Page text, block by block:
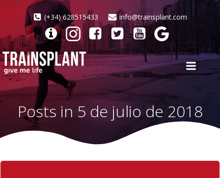
al
contenido
(+34) 628515433 info@trainsplant.com
Posts in 5 de julio de 2018